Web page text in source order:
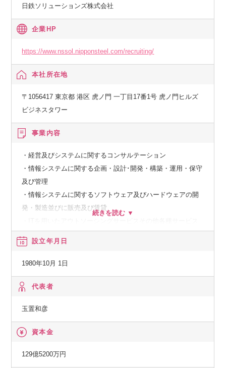
日鉄ソリューションズ株式会社
企業HP
https://www.nssol.nipponsteel.com/recruiting/
本社所在地
〒1056417 東京都 港区 虎ノ門 一丁目17番1号 虎ノ門ヒルズ
ビジネスタワー
事業内容
・経営及びシステムに関するコンサルテーション
・情報システムに関する企画・設計･開発・構築・運用・保守
及び管理
・情報システムに関するソフトウェア及びハードウェアの開
発・製造並びに販売及び賃貸
【経済産業省】
システムインテグレータ登録企業
【経済産業省】
【総務省】
一般第二種電気通信事業者
設立年月日
1980年10月 1日
代表者
玉置和彦
資本金
129億5200万円